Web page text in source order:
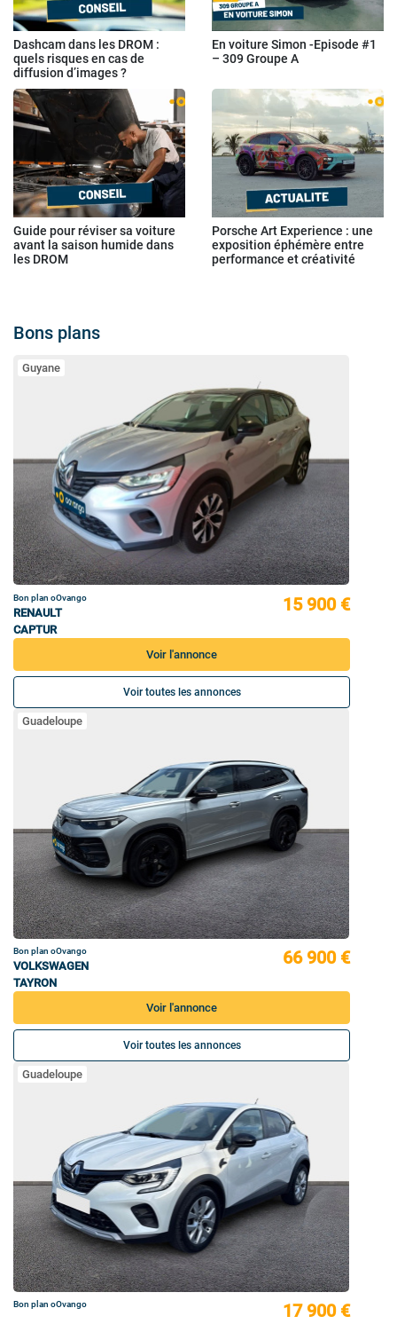
Dashcam dans les DROM :
quels risques en cas de
diffusion d’images ?
En voiture Simon -Episode #1
– 309 Groupe A
Guide pour réviser sa voiture
avant la saison humide dans
les DROM
Porsche Art Experience : une
exposition éphémère entre
performance et créativité
Bons plans
Guyane
Bon plan oOvango
RENAULT
CAPTUR
15 900 €
Voir l'annonce
Voir toutes les annonces
Guadeloupe
Bon plan oOvango
VOLKSWAGEN
TAYRON
66 900 €
Voir l'annonce
Voir toutes les annonces
Guadeloupe
Bon plan oOvango 17 900 €